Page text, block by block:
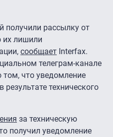
получили рассылку от
их лишили
сообщает Interfax.
телеграм-канале
что уведомление
технического
за техническую
получил уведомление